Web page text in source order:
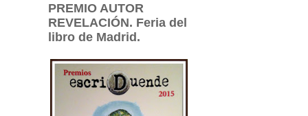
PREMIO AUTOR
REVELACIÓN. Feria del
libro de Madrid.